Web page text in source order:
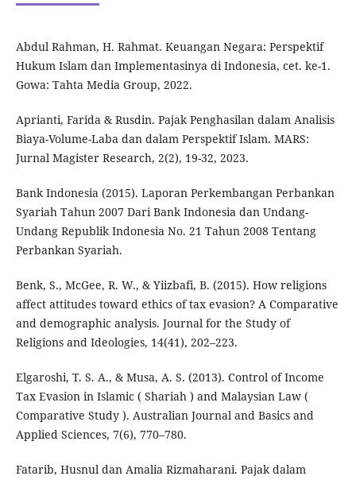
Abdul Rahman, H. Rahmat. Keuangan Negara: Perspektif
Hukum Islam dan Implementasinya di Indonesia, cet. ke-1.
Gowa: Tahta Media Group, 2022.
Aprianti, Farida & Rusdin. Pajak Penghasilan dalam Analisis
Biaya-Volume-Laba dan dalam Perspektif Islam. MARS:
Jurnal Magister Research, 2(2), 19-32, 2023.
Bank Indonesia (2015). Laporan Perkembangan Perbankan
Syariah Tahun 2007 Dari Bank Indonesia dan Undang-
Undang Republik Indonesia No. 21 Tahun 2008 Tentang
Perbankan Syariah.
Benk, S., McGee, R. W., & Yiizbafi, B. (2015). How religions
affect attitudes toward ethics of tax evasion? A Comparative
and demographic analysis. Journal for the Study of
Religions and Ideologies, 14(41), 202–223.
Elgaroshi, T. S. A., & Musa, A. S. (2013). Control of Income
Tax Evasion in Islamic ( Shariah ) and Malaysian Law (
Comparative Study ). Australian Journal and Basics and
Applied Sciences, 7(6), 770–780.
Fatarib, Husnul dan Amalia Rizmaharani. Pajak dalam